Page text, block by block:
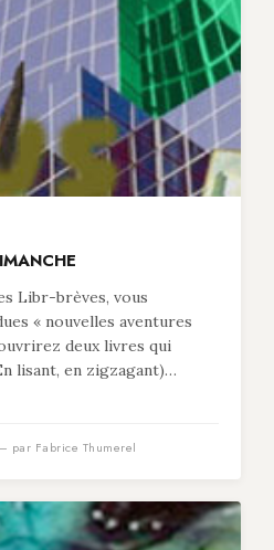
Libr-brèves, vous
« nouvelles aventures
deux livres qui
lisant, en zigzagant)…
par Fabrice Thumerel